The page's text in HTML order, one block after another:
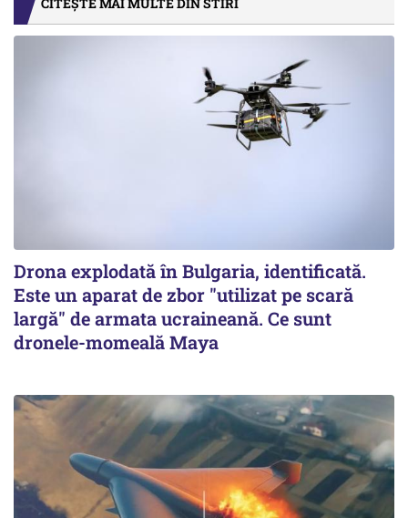
Drona explodată în Bulgaria, identificată.
Este un aparat de zbor "utilizat pe scară
largă" de armata ucraineană. Ce sunt
dronele-momeală Maya